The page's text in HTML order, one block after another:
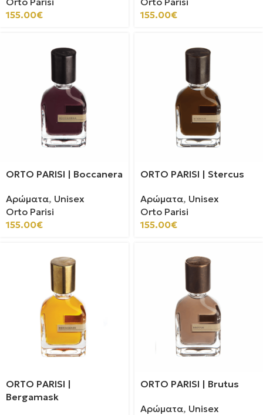
155.00€
155.00€
ORTO PARISI | Boccanera
Αρώματα, Unisex
Orto Parisi
155.00€
ORTO PARISI | Stercus
Αρώματα, Unisex
Orto Parisi
155.00€
ORTO PARISI |
Bergamask
ORTO PARISI | Brutus
Αρώματα, Unisex